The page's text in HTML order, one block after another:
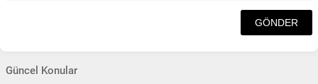
Güncel Konular